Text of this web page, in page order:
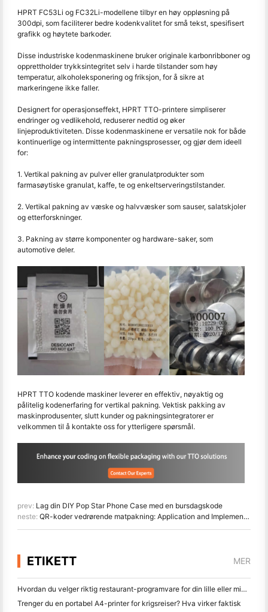
HPRT FC53Li og FC32Li-modellene tilbyr en høy oppløsning på
300dpi, som faciliterer bedre kodenkvalitet for små tekst, spesifisert
grafikk og høytete barkoder.
Disse industriske kodenmaskinene bruker originale karbonribboner og
opprettholder trykksintegritet selv i harde tilstander som høy
temperatur, alkoholeksponering og friksjon, for å sikre at
markeringene ikke faller.
Designert for operasjonseffekt, HPRT TTO-printere simpliserer
endringer og vedlikehold, reduserer nedtid og øker
linjeproduktiviteten. Disse kodenmaskinene er versatile nok for både
kontinuerlige og intermittente pakningsprosesser, og gjør dem ideell
for:
1. Vertikal pakning av pulver eller granulatprodukter som
farmasøytiske granulat, kaffe, te og enkeltserveringstilstander.
2. Vertikal pakning av væske og halvvæsker som sauser, salatskjoler
og etterforskninger.
3. Pakning av større komponenter og hardware-saker, som
automotive deler.
HPRT TTO kodende maskiner leverer en effektiv, nøyaktig og
pålitelig kodenerfaring for vertikal pakning. Vektisk pakking av
maskinprodusenter, slutt kunder og pakningsintegratorer er
velkommen til å kontakte oss for ytterligere spørsmål.
prev: Lag din DIY Pop Star Phone Case med en bursdagskode
neste: QR-koder vedrørende matpakning: Application and Implementation Guide
ETIKETT MER
Hvordan du velger riktig restaurant-programvare for din lille eller middelsstørrelse Restaurant
Trenger du en portabel A4-printer for krigsreiser? Hva virker faktisk